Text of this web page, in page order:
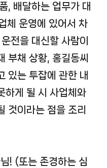
, 배달하는 업무가 대
체 운영에 있어서 차
전을 대신할 사람이
부채 상황, 홍길동씨
있는 투잡에 관한 내
하게 될 시 사업체와
것이라는 점을 조리
! (또는 존경하는 심